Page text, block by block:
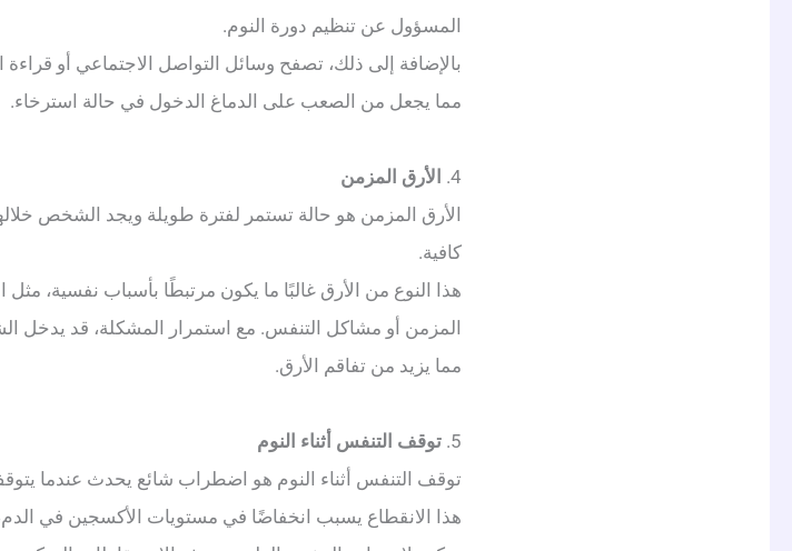
المسؤول عن تنظيم دورة النوم.
بالإضافة إلى ذلك، تصفح وسائل التواصل الاجتماعي أو قراءة
مما يجعل من الصعب على الدماغ الدخول في حالة استرخاء.
4. الأرق المزمن
الأرق المزمن هو حالة تستمر لفترة طويلة ويجد الشخص
كافية.
هذا النوع من الأرق غالبًا ما يكون مرتبطًا بأسباب نفسية، مثل
المزمن أو مشاكل التنفس. مع استمرار المشكلة، قد يدخل
مما يزيد من تفاقم الأرق.
5. توقف التنفس أثناء النوم
توقف التنفس أثناء النوم هو اضطراب شائع يحدث عندما
هذا الانقطاع يسبب انخفاضًا في مستويات الأكسجين في